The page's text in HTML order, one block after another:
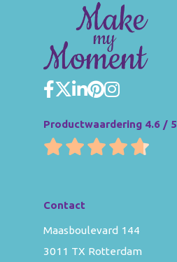
Productwaardering 4.6 / 5
Contact
Maasboulevard 144
3011 TX Rotterdam